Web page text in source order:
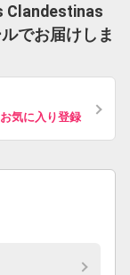
Clandestinas
でお届けしま
お気に入り登録